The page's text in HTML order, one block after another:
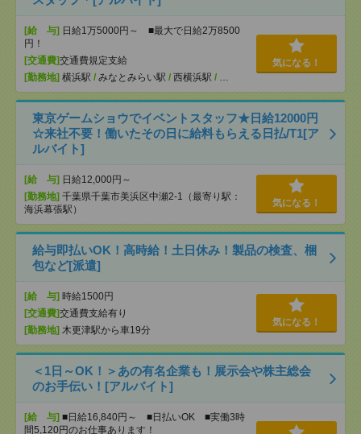
[給 与] 日給1万5000円～ ■最大で日給2万8500
円！
[交通費]交通費規定支給
[勤務地] 横浜駅 / みなとみらい駅 / 西横浜駅 / …
気になる！
東京ゲームショウでイベントスタッフ★日給12000円
☆来社不要！働いたその日に給料もらえる日払/T1[ア
ルバイト]
[給 与] 日給12,000円～
[勤務地] 千葉県千葉市美浜区中瀬2-1（最寄り駅：
海浜幕張駅）
気になる！
給与即払いOK！高時給！土日休み！製品の検査、梱
包など[派遣]
[給 与] 時給1500円
[交通費]交通費支給有り
[勤務地] 木更津駅から車19分
気になる！
＜1日～OK！＞あの有名企業も！展示会や株主総会
のお手伝い！[アルバイト]
[給 与] ■日給16,840円～ ■日払いOK ■実働3時
間5,120円のお仕事あります！